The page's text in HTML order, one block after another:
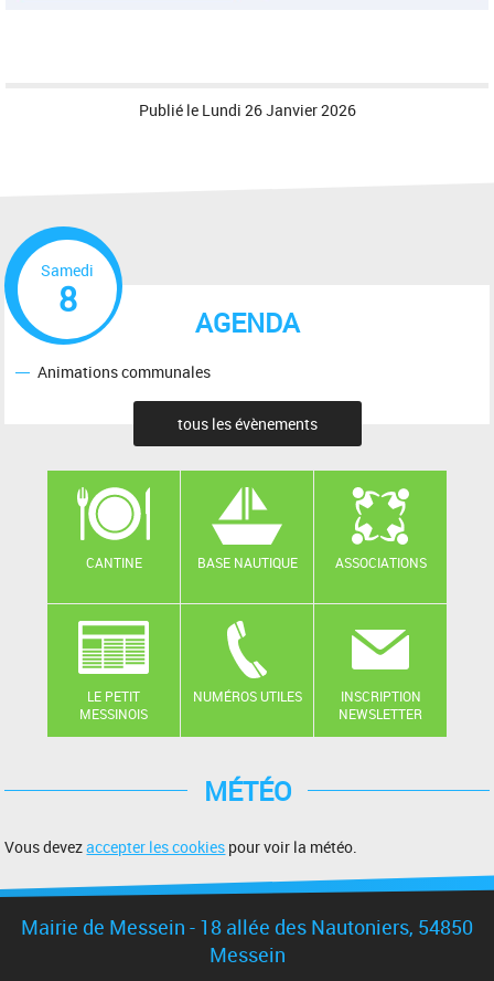
Publié le Lundi 26 Janvier 2026
AGENDA
Samedi
8
Animations communales
tous les évènements
CANTINE BASE NAUTIQUE ASSOCIATIONS
LE PETIT
MESSINOIS
NUMÉROS UTILES
INSCRIPTION
NEWSLETTER
MÉTÉO
Vous devezaccepter les cookies pour voir la météo.
Mairie de Messein - 18 allée des Nautoniers, 54850
Messein